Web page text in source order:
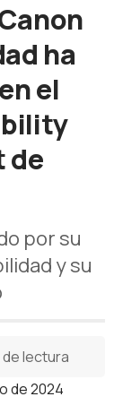
ha
el
de
por su
y su
de 2024
lectura